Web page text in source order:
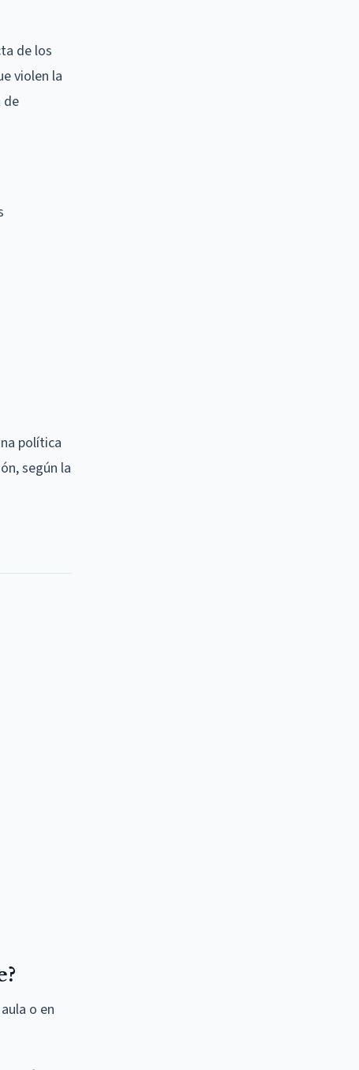
de los
violen la
de
política
según la
o en